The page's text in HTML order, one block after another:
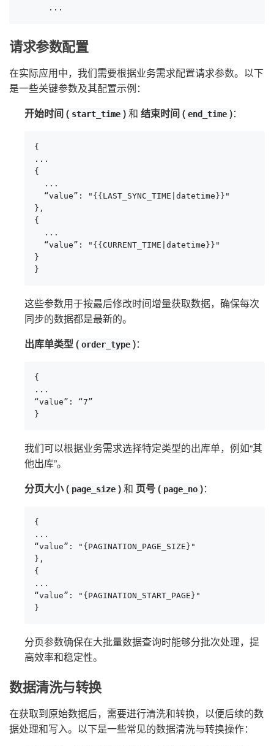
      ...
请求参数配置
在实际应用中，我们需要根据业务需求配置请求参数。以下
是一些关键参数及其配置示例：
开始时间 ( start_time )和 结束时间 ( end_time )：
{
...
{
  ...
  “value”: "{{LAST_SYNC_TIME|datetime}}"
},
{
  ...
  “value”: "{{CURRENT_TIME|datetime}}"
}
}
这些参数用于按最后修改时间增量获取数据，确保每次
同步的数据都是最新的。
出库单类型 ( order_type )：
{
...
“value”: “7”
}
我们可以根据业务需求选择特定类型的出库单，例如“其
他出库”。
分页大小 ( page_size )和 页号 ( page_no )：
{
...
“value”: "{PAGINATION_PAGE_SIZE}"
},
{
...
“value”: "{PAGINATION_START_PAGE}"
}
分页参数确保在大批量数据查询时能够分批次处理，提
高效率和稳定性。
数据清洗与转换
在获取到原始数据后，需要进行清洗和转换，以便后续的数
据处理和写入。以下是一些常见的数据清洗与转换操作：